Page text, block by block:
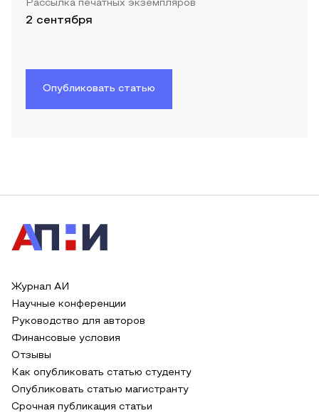
Рассылка печатных экземпляров
2 сентября
Опубликовать статью
Журнал АИ
Научные конференции
Руководство для авторов
Финансовые условия
Отзывы
Как опубликовать статью студенту
Опубликовать статью магистранту
Срочная публикация статьи